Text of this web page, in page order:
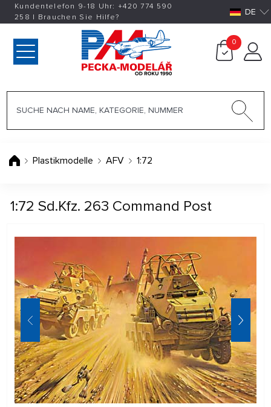
Kundentelefon 9-18 Uhr: +420774 590
258 | Brauchen Sie Hilfe? DE
0
Plastikmodelle AFV 1:72
1:72 Sd.Kfz. 263 Command Post